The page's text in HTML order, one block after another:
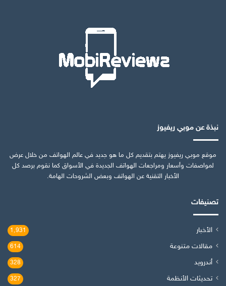
نبذة عن موبي ريفيوز
موقع موبي ريفيوز يهتم بتقديم كل ما هو جديد في عالم الهواتف من خلال عرض
لمواصفات وأسعار ومراجعات الهواتف الجديدة في الأسواق كما نقوم برصد كل
الأخبار التقنية عن الهواتف وبعض الشروحات الهامة.
تصنيفات
الأخبار 1٬931
مقالات متنوعة 614
أندرويد 328
تحديثات الأنظمة 327